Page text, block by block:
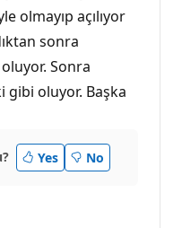
olmayıp açılıyor
sonra
Sonra
gibi oluyor. Başka
Yes No